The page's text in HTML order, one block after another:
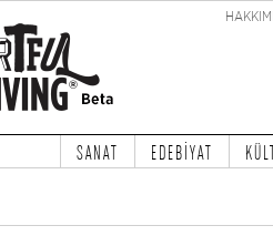
SANAT EDEBİYAT